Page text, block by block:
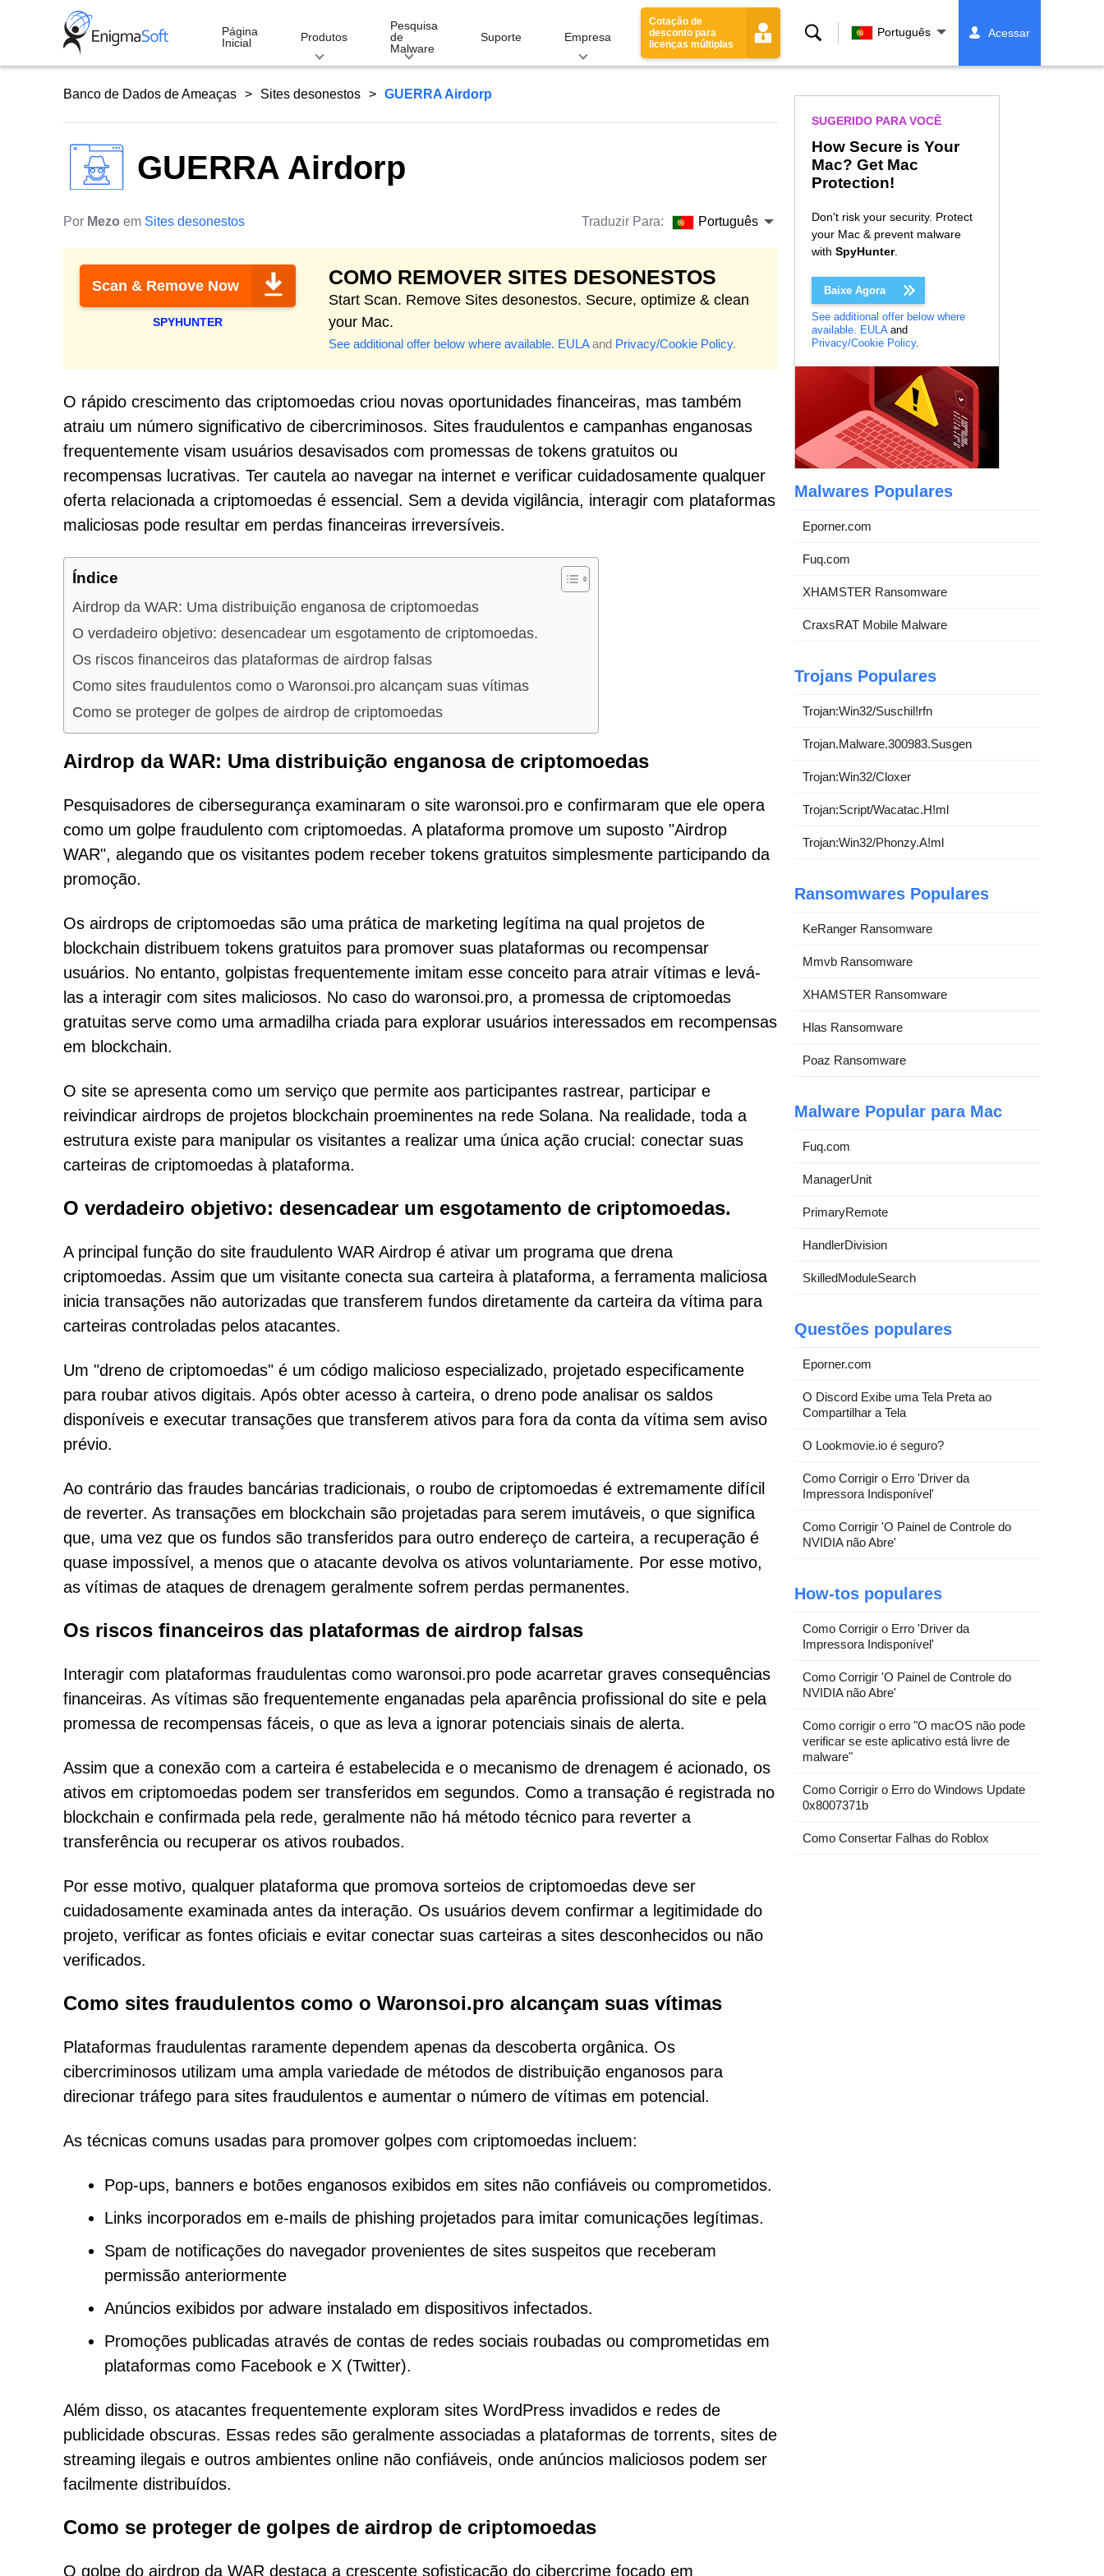
Página
Inicial
Produtos
Pesquisa
de
Malware
Suporte Empresa
Cotação de
desconto para
licenças múltiplas
Buscar Português Acessar
Banco de Dados de Ameaças Sites desonestos GUERRA Airdorp
GUERRA Airdorp
Por Mezo em Sites desonestos Traduzir Para: Português
Scan & Remove Now
SPYHUNTER
COMO REMOVER SITES DESONESTOS
Start Scan. Remove Sites desonestos. Secure, optimize & clean
your Mac.
See additional offer below where available. EULAand Privacy/Cookie Policy.
O rápido crescimento das criptomoedas criou novas oportunidades financeiras, mas também
atraiu um número significativo de cibercriminosos. Sites fraudulentos e campanhas enganosas
frequentemente visam usuários desavisados com promessas de tokens gratuitos ou
recompensas lucrativas. Ter cautela ao navegar na internet e verificar cuidadosamente qualquer
oferta relacionada a criptomoedas é essencial. Sem a devida vigilância, interagir com plataformas
maliciosas pode resultar em perdas financeiras irreversíveis.
Índice
Airdrop da WAR: Uma distribuição enganosa de criptomoedas
O verdadeiro objetivo: desencadear um esgotamento de criptomoedas.
Os riscos financeiros das plataformas de airdrop falsas
Como sites fraudulentos como o Waronsoi.pro alcançam suas vítimas
Como se proteger de golpes de airdrop de criptomoedas
Airdrop da WAR: Uma distribuição enganosa de criptomoedas
Pesquisadores de cibersegurança examinaram o site waronsoi.pro e confirmaram que ele opera
como um golpe fraudulento com criptomoedas. A plataforma promove um suposto "Airdrop
WAR", alegando que os visitantes podem receber tokens gratuitos simplesmente participando da
promoção.
Os airdrops de criptomoedas são uma prática de marketing legítima na qual projetos de
blockchain distribuem tokens gratuitos para promover suas plataformas ou recompensar
usuários. No entanto, golpistas frequentemente imitam esse conceito para atrair vítimas e levá-
las a interagir com sites maliciosos. No caso do waronsoi.pro, a promessa de criptomoedas
gratuitas serve como uma armadilha criada para explorar usuários interessados em recompensas
em blockchain.
O site se apresenta como um serviço que permite aos participantes rastrear, participar e
reivindicar airdrops de projetos blockchain proeminentes na rede Solana. Na realidade, toda a
estrutura existe para manipular os visitantes a realizar uma única ação crucial: conectar suas
carteiras de criptomoedas à plataforma.
O verdadeiro objetivo: desencadear um esgotamento de criptomoedas.
A principal função do site fraudulento WAR Airdrop é ativar um programa que drena
criptomoedas. Assim que um visitante conecta sua carteira à plataforma, a ferramenta maliciosa
inicia transações não autorizadas que transferem fundos diretamente da carteira da vítima para
carteiras controladas pelos atacantes.
Um "dreno de criptomoedas" é um código malicioso especializado, projetado especificamente
para roubar ativos digitais. Após obter acesso à carteira, o dreno pode analisar os saldos
disponíveis e executar transações que transferem ativos para fora da conta da vítima sem aviso
prévio.
Ao contrário das fraudes bancárias tradicionais, o roubo de criptomoedas é extremamente difícil
de reverter. As transações em blockchain são projetadas para serem imutáveis, o que significa
que, uma vez que os fundos são transferidos para outro endereço de carteira, a recuperação é
quase impossível, a menos que o atacante devolva os ativos voluntariamente. Por esse motivo,
as vítimas de ataques de drenagem geralmente sofrem perdas permanentes.
Os riscos financeiros das plataformas de airdrop falsas
Interagir com plataformas fraudulentas como waronsoi.pro pode acarretar graves consequências
financeiras. As vítimas são frequentemente enganadas pela aparência profissional do site e pela
promessa de recompensas fáceis, o que as leva a ignorar potenciais sinais de alerta.
Assim que a conexão com a carteira é estabelecida e o mecanismo de drenagem é acionado, os
ativos em criptomoedas podem ser transferidos em segundos. Como a transação é registrada no
blockchain e confirmada pela rede, geralmente não há método técnico para reverter a
transferência ou recuperar os ativos roubados.
Por esse motivo, qualquer plataforma que promova sorteios de criptomoedas deve ser
cuidadosamente examinada antes da interação. Os usuários devem confirmar a legitimidade do
projeto, verificar as fontes oficiais e evitar conectar suas carteiras a sites desconhecidos ou não
verificados.
Como sites fraudulentos como o Waronsoi.pro alcançam suas vítimas
Plataformas fraudulentas raramente dependem apenas da descoberta orgânica. Os
cibercriminosos utilizam uma ampla variedade de métodos de distribuição enganosos para
direcionar tráfego para sites fraudulentos e aumentar o número de vítimas em potencial.
As técnicas comuns usadas para promover golpes com criptomoedas incluem:
Pop-ups, banners e botões enganosos exibidos em sites não confiáveis ou comprometidos.
Links incorporados em e-mails de phishing projetados para imitar comunicações legítimas.
Spam de notificações do navegador provenientes de sites suspeitos que receberam
permissão anteriormente
Anúncios exibidos por adware instalado em dispositivos infectados.
Promoções publicadas através de contas de redes sociais roubadas ou comprometidas em
plataformas como Facebook e X (Twitter).
Além disso, os atacantes frequentemente exploram sites WordPress invadidos e redes de
publicidade obscuras. Essas redes são geralmente associadas a plataformas de torrents, sites de
streaming ilegais e outros ambientes online não confiáveis, onde anúncios maliciosos podem ser
facilmente distribuídos.
Como se proteger de golpes de airdrop de criptomoedas
O golpe do airdrop da WAR destaca a crescente sofisticação do cibercrime focado em
SUGERIDO PARA VOCÊ
How Secure is Your
Mac? Get Mac
Protection!
Don't risk your security. Protect
your Mac & prevent malware
with SpyHunter.
Baixe Agora
See additional offer below where
available. EULAand
Privacy/Cookie Policy.
Malwares Populares
Eporner.com
Fuq.com
XHAMSTER Ransomware
CraxsRAT Mobile Malware
Trojans Populares
Trojan:Win32/Suschil!rfn
Trojan.Malware.300983.Susgen
Trojan:Win32/Cloxer
Trojan:Script/Wacatac.H!ml
Trojan:Win32/Phonzy.A!ml
Ransomwares Populares
KeRanger Ransomware
Mmvb Ransomware
XHAMSTER Ransomware
Hlas Ransomware
Poaz Ransomware
Malware Popular para Mac
Fuq.com
ManagerUnit
PrimaryRemote
HandlerDivision
SkilledModuleSearch
Questões populares
Eporner.com
O Discord Exibe uma Tela Preta ao
Compartilhar a Tela
O Lookmovie.io é seguro?
Como Corrigir o Erro 'Driver da
Impressora Indisponível'
Como Corrigir 'O Painel de Controle do
NVIDIA não Abre'
How-tos populares
Como Corrigir o Erro 'Driver da
Impressora Indisponível'
Como Corrigir 'O Painel de Controle do
NVIDIA não Abre'
Como corrigir o erro "O macOS não pode
verificar se este aplicativo está livre de
malware"
Como Corrigir o Erro do Windows Update
0x8007371b
Como Consertar Falhas do Roblox